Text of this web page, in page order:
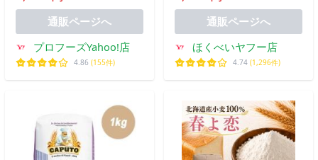
通販ページへ
プロフーズYahoo!店
4.86 (155件)
通販ページへ
ほくべいヤフー店
4.74 (1,296件)